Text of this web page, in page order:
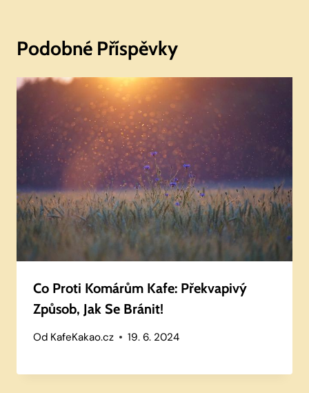
Podobné Příspěvky
Co Proti Komárům Kafe: Překvapivý
Způsob, Jak Se Bránit!
Od KafeKakao.cz 19. 6. 2024